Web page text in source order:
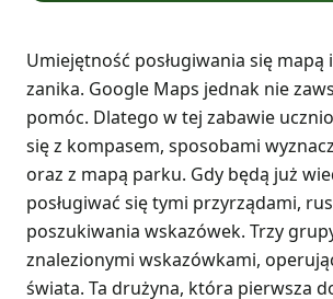
Umiejętność posługiwania się mapą
zanika. Google Maps jednak nie
pomóc. Dlatego w tej zabawie
się z kompasem, sposobami
oraz z mapą parku. Gdy będą już
posługiwać się tymi przyrządami,
poszukiwania wskazówek. Trzy
znalezionymi wskazówkami,
świata. Ta drużyna, która pierwsza